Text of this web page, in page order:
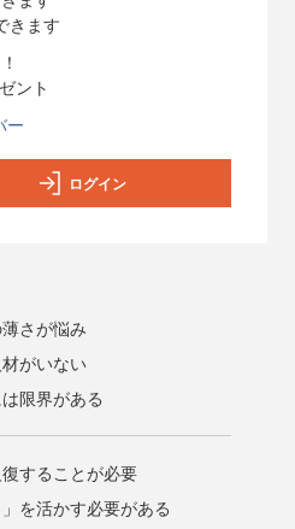
きます
ント
ー
ログイン
さが悩み
がいない
限界がある
することが必要
を活かす必要がある